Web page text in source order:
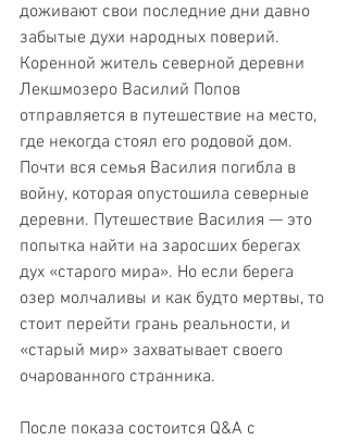
доживают свои последние дни давно
забытые духи народных поверий.
Коренной житель северной деревни
Лекшмозеро Василий Попов
отправляется в путешествие на место,
где некогда стоял его родовой дом.
Почти вся семья Василия погибла в
войну, которая опустошила северные
деревни. Путешествие Василия — это
попытка найти на заросших берегах
дух «старого мира». Но если берега
озер молчаливы и как будто мертвы, то
стоит перейти грань реальности, и
«старый мир» захватывает своего
очарованного странника.
После показа состоится Q&A с